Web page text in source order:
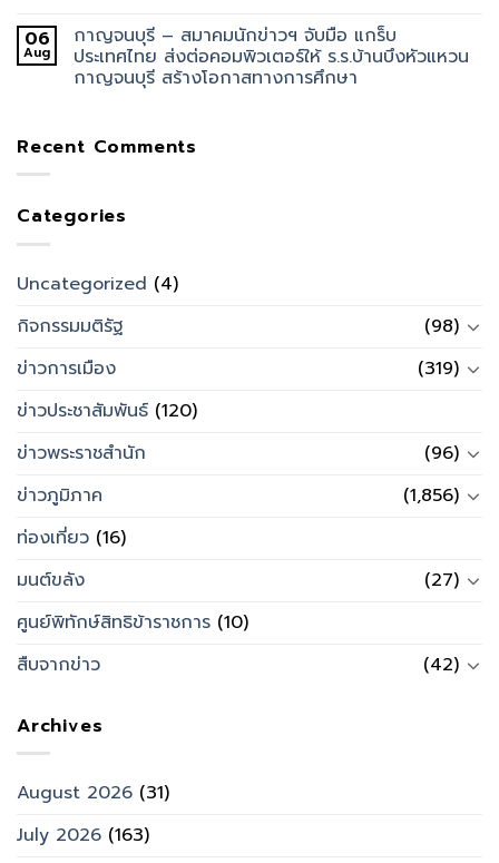
06
Aug
กาญจนบุรี – สมาคมนักข่าวฯ จับมือ แกร็บ
ประเทศไทย ส่งต่อคอมพิวเตอร์ให้ ร.ร.บ้านบึงหัวแหวน
กาญจนบุรี สร้างโอกาสทางการศึกษา
Recent Comments
Categories
Uncategorized (4)
กิจกรรมมติรัฐ
(98)
ข่าวการเมือง
(319)
ข่าวประชาสัมพันธ์ (120)
ข่าวพระราชสำนัก
(96)
ข่าวภูมิภาค
(1,856)
ท่องเที่ยว (16)
มนต์ขลัง
(27)
ศูนย์พิทักษ์สิทธิข้าราชการ (10)
สืบจากข่าว
(42)
Archives
August 2026 (31)
July 2026 (163)